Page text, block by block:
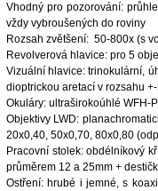
Vhodný pro pozorování:
vždy vybroušených do roviny
Rozsah zvětšení: 50-800x (s
Revolverová hlavice: pro 5
Vizuální hlavice: trinokulární,
dioptrickou aretací v rozsahu
Okuláry: ultraširokoúhlé WFH-
Objektivy LWD:
20x0,40, 50x0,70, 80x0,80
Pracovní stolek: obdélníkový
průměrem 12 a 25mm +
Ostření: hrubé i jemné, s